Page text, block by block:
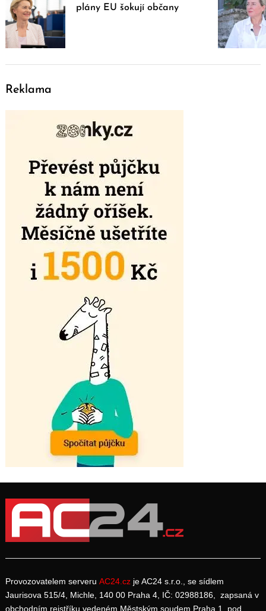
plány EU šokují občany
Reklama
Provozovatelem serveru AC24.cz je AC24 s.r.o., se sídlem
Jaurisova 515/4, Michle, 140 00 Praha 4, IČ: 02988186, zapsaná v
obchodním rejstříku vedeném Městským soudem Praha 1, pod